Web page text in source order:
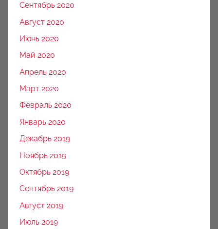
Сентябрь 2020
Август 2020
Июнь 2020
Май 2020
Апрель 2020
Март 2020
Февраль 2020
Январь 2020
Декабрь 2019
Ноябрь 2019
Октябрь 2019
Сентябрь 2019
Август 2019
Июль 2019